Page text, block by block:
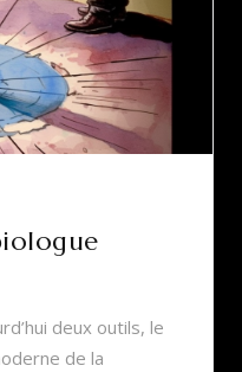
deux outils, le
de la